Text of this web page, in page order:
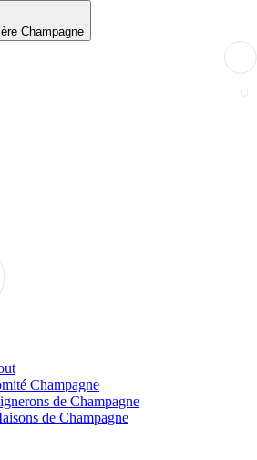
Champagne
Champagne
de Champagne
de Champagne